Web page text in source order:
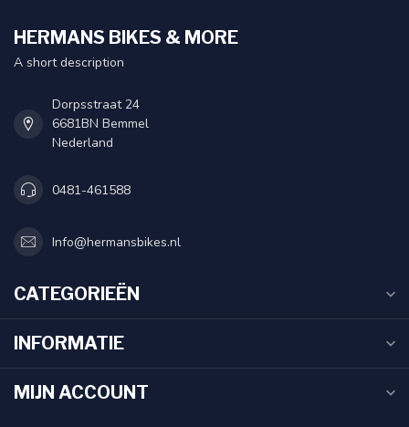
HERMANS BIKES & MORE
A short description
Dorpsstraat 24
6681BN Bemmel
Nederland
0481-461588
Info@hermansbikes.nl
CATEGORIEËN
INFORMATIE
MIJN ACCOUNT